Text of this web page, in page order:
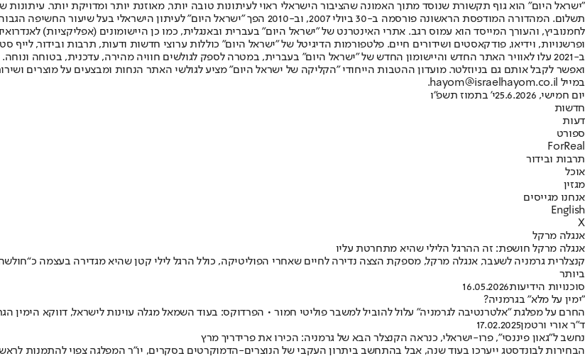
"ישראל היום" הוא גוף תקשורת שנוסד מתוך האמונה שהציבור הישראלי ראוי לעיתונות טובה יותר, מאוזנת יותר ומדויקת יותר.
תשלום. המהדורה המודפסת הראשונה פורסמה ב-30 ביולי 2007, וב-2010 הפך "ישראל היום"
ופרשנויות, וידיאו, פודקאסטים ושידורים חיים. פלטפורמות הדיגיטל של "ישראל היום" כוללות ערוצי חדשות ודעות, תרבות ובידור, לייף
ב-2021 עלו לאוויר האתר החדש והיישומון החדש של "ישראל היום" בעברית, במטרה לספק לגולשים חוויה מהירה, עדכנית, בטוחה
ואפשר לקבל אותם גם בניוזלטר. מועדון ההטבות הייחודי "הקליקה של ישראל היום" מציע לגולשי האתר הנחות ומבצעים על מוצרים
במייל hayom@israelhayom.co.il.
יום חמישי, 25.6.2026
י' בתמוז תשפ"ו
חדשות
דעות
ספורט
ForReal
תרבות ובידור
אוכל
מגזין
אנחנו מגייסים
English
X
אנגלה מרקל
אנגלה מרקל חושפת: זה ההרגל הלילי שהיא מתחרטת עליו
קנצלרית גרמניה לשעבר, אנגלה מרקל, מספקת הצצה נדירה לחיים שאחרי הפוליטיקה, כולל הרגל לילי קטן שהיא מגדירה בעצמה
ביותר
סוכנויות הידיעות16.05.2026
"ימין על מלא" בגרמניה?
החרם על מפלגת "אלטרנטיבה לגרמניה" עלול להוביל למשבר פוליטי חמור • הפרדוקס: בעוד השמאל מגלה עוינות לישראל, דווקא הימין
ד"ר אורי ורטמן17.02.2025
נחשב ל"גאון פיננסי", פרו-ישראלי, כנראה הקנצלר הבא של גרמניה: הכירו את פרידריך מרץ